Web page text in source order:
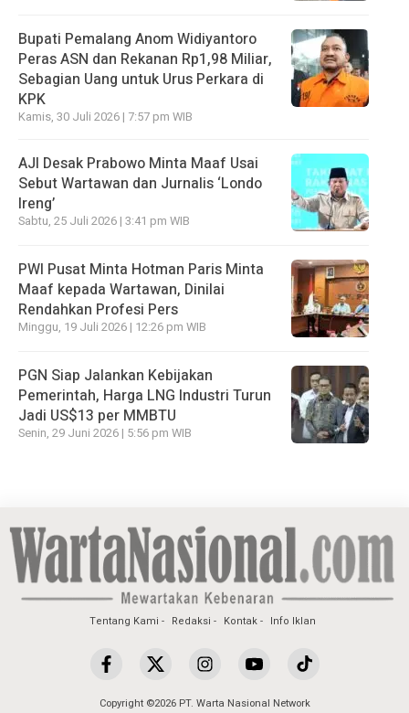
Bupati Pemalang Anom Widiyantoro
Peras ASN dan Rekanan Rp1,98 Miliar,
Sebagian Uang untuk Urus Perkara di
KPK
Kamis, 30 Juli 2026 | 7:57 pm WIB
AJI Desak Prabowo Minta Maaf Usai
Sebut Wartawan dan Jurnalis ‘Londo
Ireng’
Sabtu, 25 Juli 2026 | 3:41 pm WIB
PWI Pusat Minta Hotman Paris Minta
Maaf kepada Wartawan, Dinilai
Rendahkan Profesi Pers
Minggu, 19 Juli 2026 | 12:26 pm WIB
PGN Siap Jalankan Kebijakan
Pemerintah, Harga LNG Industri Turun
Jadi US$13 per MMBTU
Senin, 29 Juni 2026 | 5:56 pm WIB
Tentang Kami Redaksi Kontak Info Iklan
Copyright ©2026 PT. Warta Nasional Network